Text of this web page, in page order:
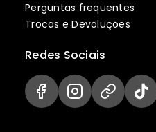
Perguntas frequentes
Trocas e Devoluções
Redes Sociais